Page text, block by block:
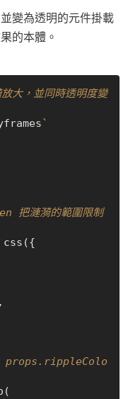
變為透明的元件掛載
的本體。
，並同時透明度變
`
漣漪的範圍限制
css({
,
props.rippleColo